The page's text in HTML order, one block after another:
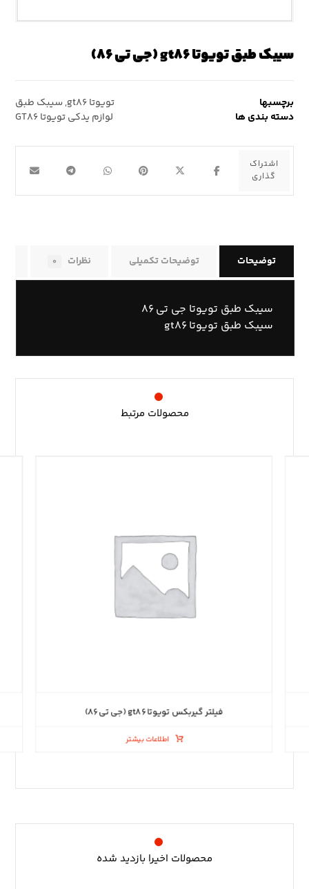
سیبک طبق تویوتا gt۸۶ (جی تی ۸۶)
برچسبها تویوتا gt۸۶ ,سیبک طبق
دسته بندی ها
لوازم یدکی تویوتا GT۸۶
توضیحات توضیحات تکمیلی نظرات ۰
سیبک طبق تویوتا جی تی ۸۶
سیبک طبق تویوتا gt۸۶
محصولات مرتبط
فیلتر گیربکس تویوتا gt۸۶ (جی تی ۸۶)
اطلاعات بیشتر
محصولات اخیرا بازدید شده